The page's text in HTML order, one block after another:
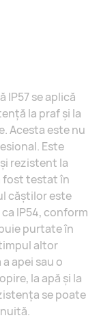
IP57 se aplică
la praf și la
Acesta este nu
Este
rezistent la
fost testat în
căștilor este
IP54, conform
purtate în
altor
apei sau o
la apă și la
se poate